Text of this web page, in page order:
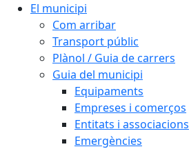
El municipi
Com arribar
Transport públic
Plànol / Guia de carrers
Guia del municipi
Equipaments
Empreses i comerços
Entitats i associacions
Emergències